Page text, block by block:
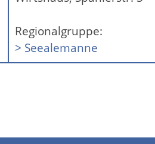
Regionalgruppe:
> Seealemanne